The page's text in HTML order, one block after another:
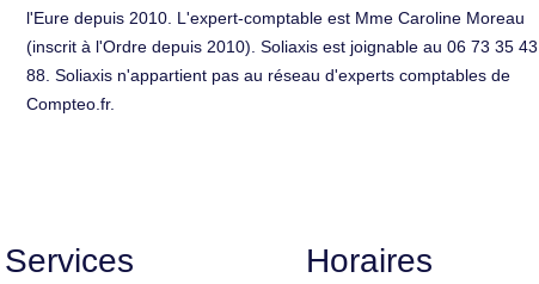
l'Eure depuis 2010. L'expert-comptable est Mme Caroline Moreau
(inscrit à l'Ordre depuis 2010). Soliaxis est joignable au 06 73 35 43
88. Soliaxis n'appartient pas au réseau d'experts comptables de
Compteo.fr.
Services Horaires